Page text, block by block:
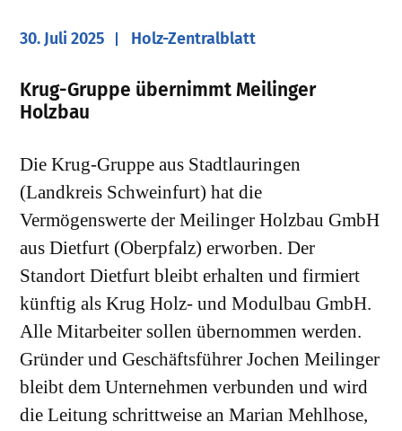
30. Juli 2025 Holz-Zentralblatt
Krug-Gruppe übernimmt Meilinger
Holzbau
Die Krug-Gruppe aus Stadtlauringen
(Landkreis Schweinfurt) hat die
Vermögenswerte der Meilinger Holzbau GmbH
aus Dietfurt (Oberpfalz) erworben. Der
Standort Dietfurt bleibt erhalten und firmiert
künftig als Krug Holz- und Modulbau GmbH.
Alle Mitarbeiter sollen übernommen werden.
Gründer und Geschäftsführer Jochen Meilinger
bleibt dem Unternehmen verbunden und wird
die Leitung schrittweise an Marian Mehlhose,